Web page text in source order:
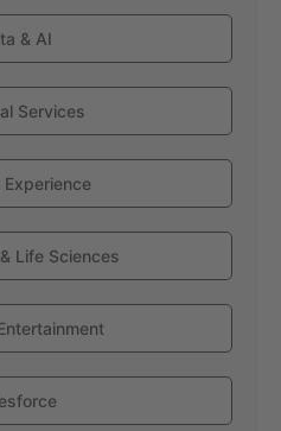
& AI
Services
Experience
Life Sciences